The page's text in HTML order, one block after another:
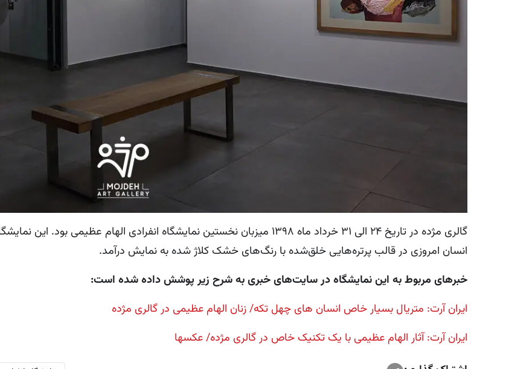
انسان امروزی در قالب پرتره‌هایی خلق‌شده با رنگ‌های خشک کلاژ شده به نمایش درآمد.
خبرهای مربوط به این نمایشگاه در سایت‌های خبری به شرح زیر پوشش داده شده است:
ایران آرت: متریال بسیار خاص انسان های چهل تکه/ زنان الهام عظیمی در گالری مژده
ایران آرت: آثار الهام عظیمی با یک تکنیک خاص در گالری مژده/ عکسها